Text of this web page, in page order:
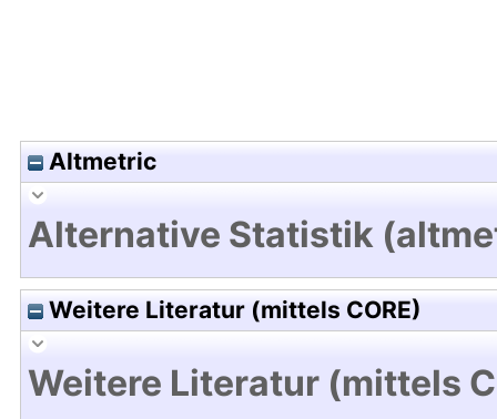
Altmetric
Alternative Statistik
Weitere Literatur (mittels CORE)
Weitere Literatur (mittels